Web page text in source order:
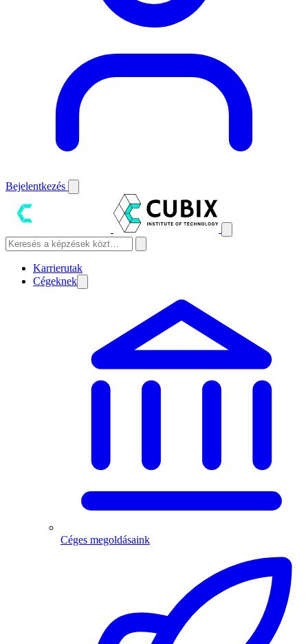
Bejelentkezés
Karrierutak
Cégeknek
Céges megoldásaink